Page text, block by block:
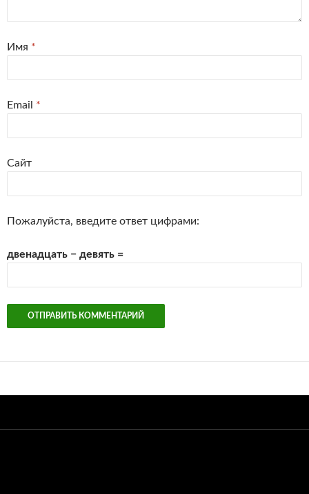
Имя *
Email *
Сайт
Пожалуйста, введите ответ цифрами:
двенадцать − девять =